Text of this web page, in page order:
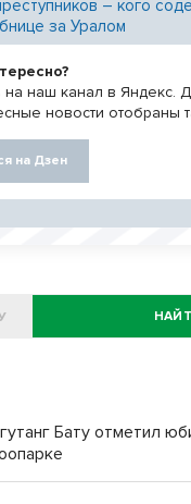
– кого
за Уралом
наш канал в Яндекс.
новости отобраны
на Дзен
Бату отметил